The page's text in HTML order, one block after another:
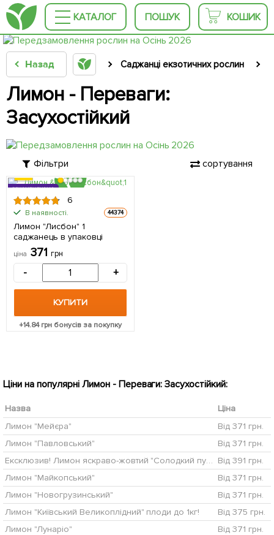
КАТАЛОГ ПОШУК КОШИК
Назад Саджанці екзотичних рослин
Лимон - Переваги:
Засухостійкий
Фільтри сортування
РЕКОМЕНДУЄМО
6
В наявності. 44374
Лимон "Лисбон" 1
саджанець в упаковці
ціна 371 грн
- +
КУПИТИ
+14.84грн бонусів за покупку
Ціни на популярні Лимон - Переваги: Засухостійкий:
Назва
Ціна
Лимон "Мейєра"
Від 371 грн.
Лимон "Павловський"
Від 371 грн.
Ексклюзив! Лимон яскраво-жовтий "Солодкий пунш" (Sweet punch) (преміальний сорт, гібрид мандарина і цитрона) Від 391 грн.
Лимон "Майкопський"
Від 371 грн.
Лимон "Новогрузинський"
Від 371 грн.
Лимон "Київський Великоплідний" плоди до 1кг!
Від 375 грн.
Лимон "Лунаріо"
Від 371 грн.